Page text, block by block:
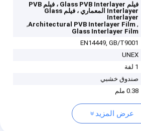
فيلم Glass PVB Interlayer ، فيلم PVB
Interlayer المعماري ، فيلم Glass
Interlayer
,
Architectural PVB Interlayer Film
,
Glass Interlayer Film
EN14449, GB/T9001
UNEX
1 لفة
صندوق خشبي
0.38 ملم
عرض المزيد